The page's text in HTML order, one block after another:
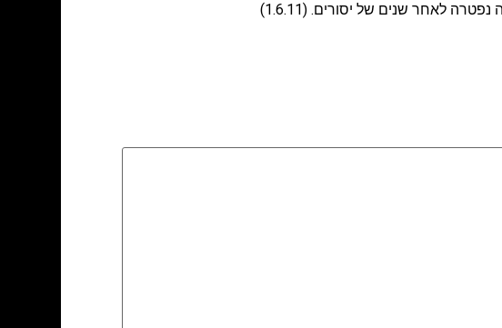
לאחר שנים של יסורים. (1.6.11)